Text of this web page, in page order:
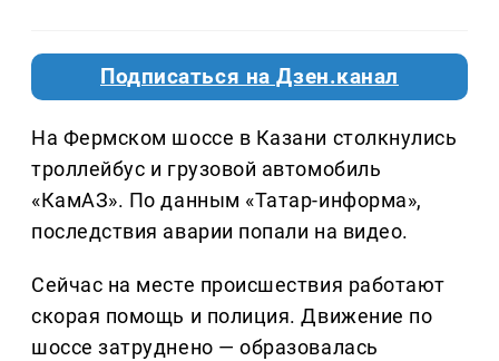
Подписаться на Дзен.канал
На Фермском шоссе в Казани столкнулись
троллейбус и грузовой автомобиль
«КамАЗ». По данным «Татар-информа»,
последствия аварии попали на видео.
Сейчас на месте происшествия работают
скорая помощь и полиция. Движение по
шоссе затруднено — образовалась